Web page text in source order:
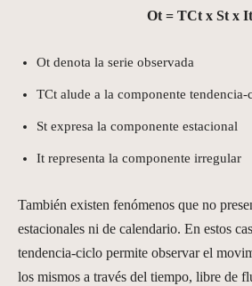
Ot = TCt x St x It
Ot denota la serie observada
TCt alude a la componente tendencia-
St expresa la componente estacional
It representa la componente irregular
También existen fenómenos que no
estacionales ni de calendario. En estos
tendencia-ciclo permite observar el
los mismos a través del tiempo, libre de